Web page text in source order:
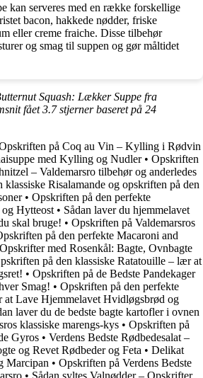
kan serveres med en række forskellige
bacon, hakkede nødder, friske
eller creme fraiche. Disse tilbehør
og smag til suppen og gør måltidet
Squash: Lækker Suppe fra
fået3.7stjerner baseret på 24
på Coq au Vin – Kylling i Rødvin
med Kylling og Nudler• Opskriften
– Valdemarsro tilbehør og anderledes
klassiske Risalamande og opskriften på den
• Opskriften på den perfekte
og Hytteost • Sådan laver du hjemmelavet
skal bruge! • Opskriften på Valdemarsros
på den perfekte Macaroni and
Opskrifter med Rosenkål: Bagte, Ovnbagte
på den klassiske Ratatouille – lær at
• Opskriften på de Bedste Pandekager
Smag! • Opskriften på den perfekte
Lave Hjemmelavet Hvidløgsbrød og
laver du de bedste bagte kartofler i ovnen
klassiske marengs-kys • Opskriften på
Gyros • Verdens Bedste Rødbedesalat –
og Revet Rødbeder og Feta • Delikat
Marcipan • Opskriften på Verdens Bedste
• Sådan syltes Valnødder – Opskrifter